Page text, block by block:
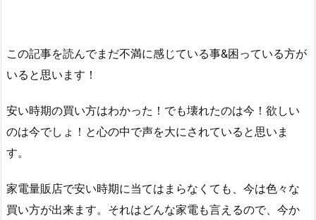
この記事を読んでまだ不満に感じている事&困っている方が
いると思います！
安い時期の買い方はわかった！でも壊れたのは今！欲しい
のは今でしょ！と心の中で声を大にされていると思いま
す。
家電量販店で安い時期に当てはまらなくても、今は色々な
買い方が出来ます。それはどんな家電も言えるので、今か